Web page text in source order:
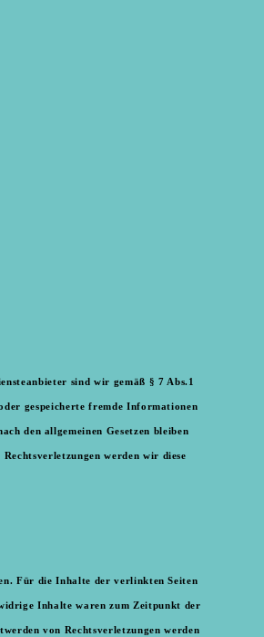
sind wir gemäß § 7 Abs.1
gespeicherte fremde Informationen
den allgemeinen Gesetzen bleiben
werden wir diese
Für die Inhalte der verlinkten Seiten
Inhalte waren zum Zeitpunkt der
von Rechtsverletzungen werden